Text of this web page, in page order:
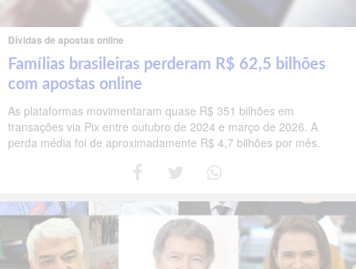
Dívidas de apostas online
Famílias brasileiras perderam R$ 62,5 bilhões
com apostas online
As plataformas movimentaram quase R$ 351 bilhões em
transações via Pix entre outubro de 2024 e março de 2026. A
perda média foi de aproximadamente R$ 4,7 bilhões por mês.